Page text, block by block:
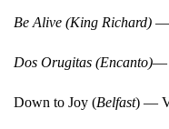
Be Alive (King Richard) —
Dos Orugitas (Encanto)—
Down to Joy (Belfast) —